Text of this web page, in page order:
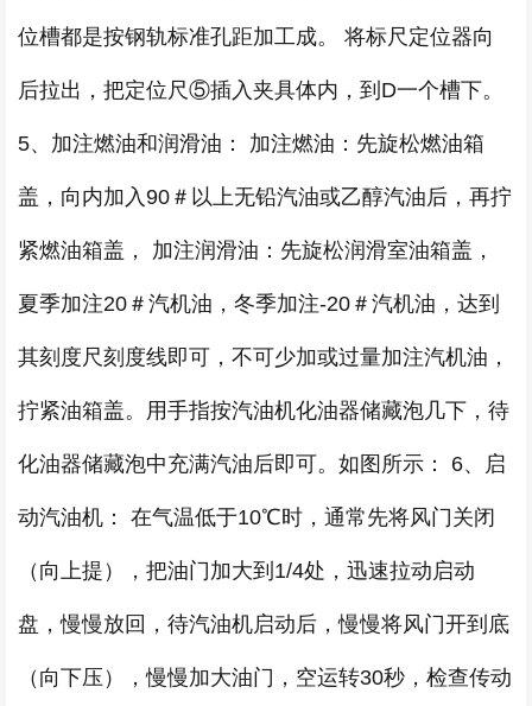
位槽都是按钢轨标准孔距加工成。 将标尺定位器向
后拉出，把定位尺⑤插入夹具体内，到D一个槽下。
5、加注燃油和润滑油： 加注燃油：先旋松燃油箱
盖，向内加入90＃以上无铅汽油或乙醇汽油后，再拧
紧燃油箱盖， 加注润滑油：先旋松润滑室油箱盖，
夏季加注20＃汽机油，冬季加注-20＃汽机油，达到
其刻度尺刻度线即可，不可少加或过量加注汽机油，
拧紧油箱盖。用手指按汽油机化油器储藏泡几下，待
化油器储藏泡中充满汽油后即可。如图所示： 6、启
动汽油机： 在气温低于10℃时，通常先将风门关闭
（向上提），把油门加大到1/4处，迅速拉动启动
盘，慢慢放回，待汽油机启动后，慢慢将风门开到底
（向下压），慢慢加大油门，空运转30秒，检查传动